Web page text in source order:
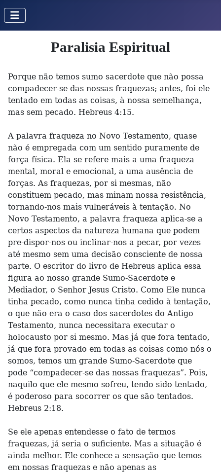
Paralisia Espiritual
Porque não temos sumo sacerdote que não possa
compadecer-se das nossas fraquezas; antes, foi ele
tentado em todas as coisas, à nossa semelhança,
mas sem pecado. Hebreus 4:15.
A palavra fraqueza no Novo Testamento, quase
não é empregada com um sentido puramente de
força física. Ela se refere mais a uma fraqueza
mental, moral e emocional, a uma ausência de
forças. As fraquezas, por si mesmas, não
constituem pecado, mas minam nossa resistência,
tornando-nos mais vulneráveis à tentação. No
Novo Testamento, a palavra fraqueza aplica-se a
certos aspectos da natureza humana que podem
pre-dispor-nos ou inclinar-nos a pecar, por vezes
até mesmo sem uma decisão consciente de nossa
parte. O escritor do livro de Hebreus aplica essa
figura ao nosso grande Sumo-Sacerdote e
Mediador, o Senhor Jesus Cristo. Como Ele nunca
tinha pecado, como nunca tinha cedido à tentação,
o que não era o caso dos sacerdotes do Antigo
Testamento, nunca necessitara executar o
holocausto por si mesmo. Mas já que fora tentado,
já que fora provado em todas as coisas como nós o
somos, temos um grande Sumo-Sacerdote que
pode “compadecer-se das nossas fraquezas”. Pois,
naquilo que ele mesmo sofreu, tendo sido tentado,
é poderoso para socorrer os que são tentados.
Hebreus 2:18.
Se ele apenas entendesse o fato de termos
fraquezas, já seria o suficiente. Mas a situação é
ainda melhor. Ele conhece a sensação que temos
em nossas fraquezas e não apenas as